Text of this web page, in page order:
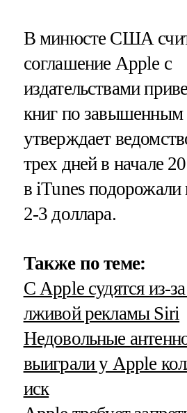
В минюсте США
соглашение Apple с
издательствами
книг по завышенным
утверждает
трех дней в начале
в iTunes подорожали
2-3 доллара.
Также по теме:
С Apple судятся из-
лживой рекламы Siri
Недовольные
выиграли у Apple
иск